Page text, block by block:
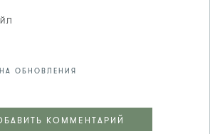
ОБНОВЛЕНИЯ
КОММЕНТАРИЙ